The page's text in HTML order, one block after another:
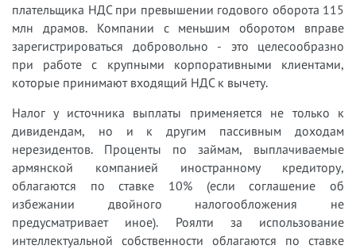
плательщика НДС при превышении годового оборота 115
млн драмов. Компании с меньшим оборотом вправе
зарегистрироваться добровольно - это целесообразно
при работе с крупными корпоративными клиентами,
которые принимают входящий НДС к вычету.
Налог у источника выплаты применяется не только к
дивидендам, но и к другим пассивным доходам
нерезидентов. Проценты по займам, выплачиваемые
армянской компанией иностранному кредитору,
облагаются по ставке 10% (если соглашение об
избежании двойного налогообложения не
предусматривает иное). Роялти за использование
интеллектуальной собственности облагаются по ставке